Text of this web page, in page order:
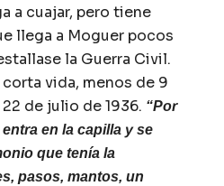
a cuajar, pero tiene
llega a Moguer pocos
la Guerra Civil.
vida, menos de 9
de julio de 1936. “Por
en la capilla y se
que tenía la
pasos, mantos, un